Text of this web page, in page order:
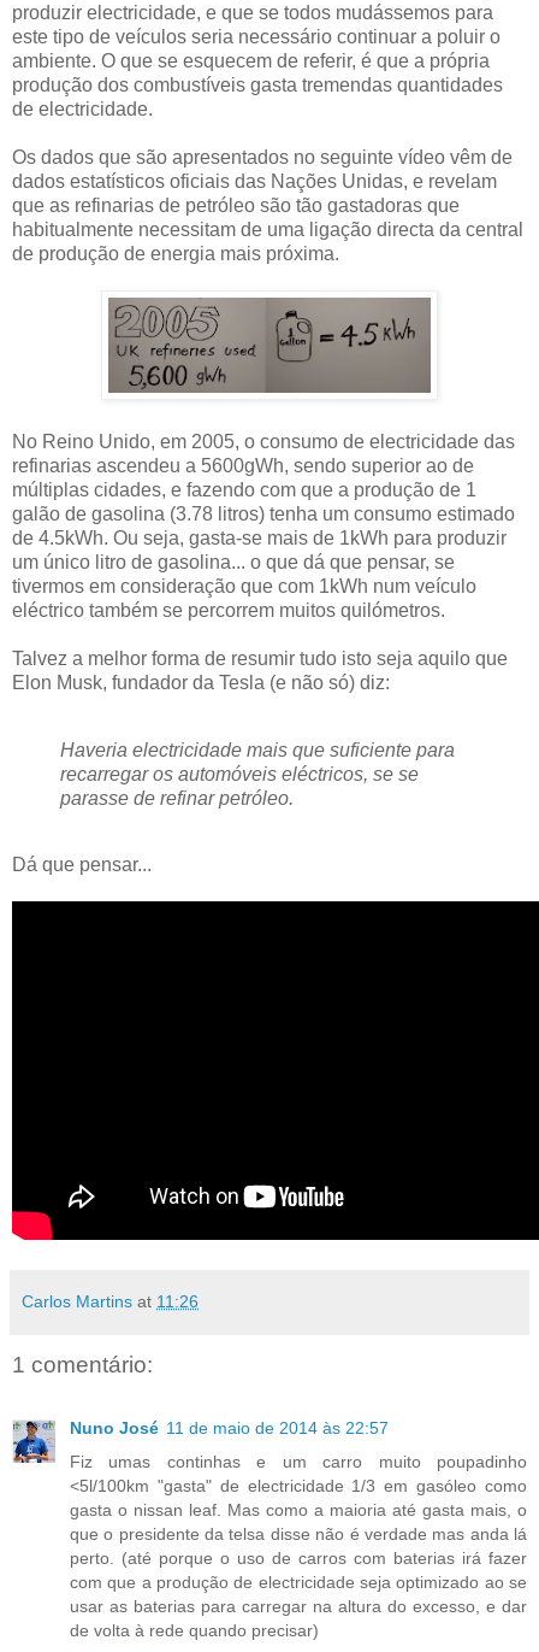
produzir electricidade, e que se todos mudássemos para
este tipo de veículos seria necessário continuar a poluir o
ambiente. O que se esquecem de referir, é que a própria
produção dos combustíveis gasta tremendas quantidades
de electricidade.
Os dados que são apresentados no seguinte vídeo vêm de
dados estatísticos oficiais das Nações Unidas, e revelam
que as refinarias de petróleo são tão gastadoras que
habitualmente necessitam de uma ligação directa da central
de produção de energia mais próxima.
No Reino Unido, em 2005, o consumo de electricidade das
refinarias ascendeu a 5600gWh, sendo superior ao de
múltiplas cidades, e fazendo com que a produção de 1
galão de gasolina (3.78 litros) tenha um consumo estimado
de 4.5kWh. Ou seja, gasta-se mais de 1kWh para produzir
um único litro de gasolina... o que dá que pensar, se
tivermos em consideração que com 1kWh num veículo
eléctrico também se percorrem muitos quilómetros.
Talvez a melhor forma de resumir tudo isto seja aquilo que
Elon Musk, fundador da Tesla (e não só) diz:
Haveria electricidade mais que suficiente para
recarregar os automóveis eléctricos, se se
parasse de refinar petróleo.
Dá que pensar...
Carlos Martins at 11:26
1 comentário:
Nuno José 11 de maio de 2014 às 22:57
Fiz umas continhas e um carro muito poupadinho
<5l/100km "gasta" de electricidade 1/3 em gasóleo como
gasta o nissan leaf. Mas como a maioria até gasta mais, o
que o presidente da telsa disse não é verdade mas anda lá
perto. (até porque o uso de carros com baterias irá fazer
com que a produção de electricidade seja optimizado ao se
usar as baterias para carregar na altura do excesso, e dar
de volta à rede quando precisar)